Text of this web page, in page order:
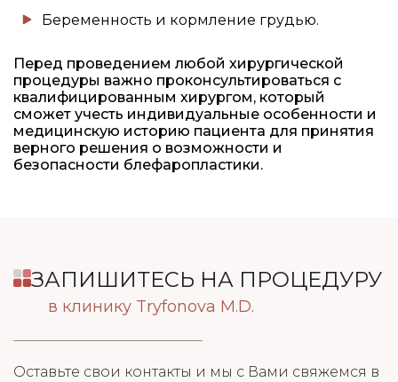
Беременность и кормление грудью.
Перед проведением любой хирургической
процедуры важно проконсультироваться с
квалифицированным хирургом, который
сможет учесть индивидуальные особенности и
медицинскую историю пациента для принятия
верного решения о возможности и
безопасности блефаропластики.
ЗАПИШИТЕСЬ НА ПРОЦЕДУРУ
в клинику Tryfonova M.D.
Оставьте свои контакты и мы с Вами свяжемся в